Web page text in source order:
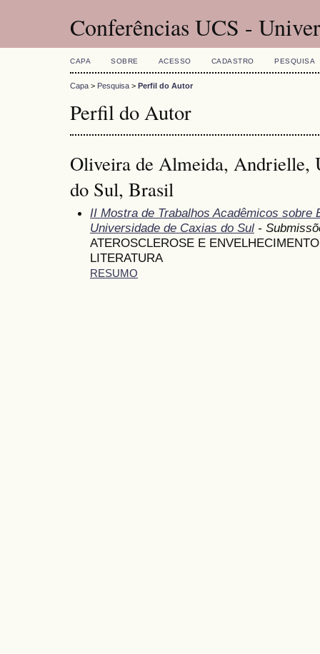
Conferências UCS -
CAPA SOBRE ACESSO CADASTRO PESQUISA
Capa > Pesquisa > Perfil do Autor
Perfil do Autor
Oliveira de Almeida, Andrielle,
do Sul, Brasil
II Mostra de Trabalhos Acadêmicos sobre
Universidade de Caxias do Sul -
ATEROSCLEROSE E
LITERATURA
RESUMO